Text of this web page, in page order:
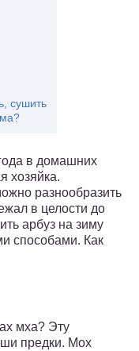
сушить
в домашних
хозяйка.
разнообразить
в целости до
арбуз на зиму
способами. Как
мха? Эту
предки. Мох